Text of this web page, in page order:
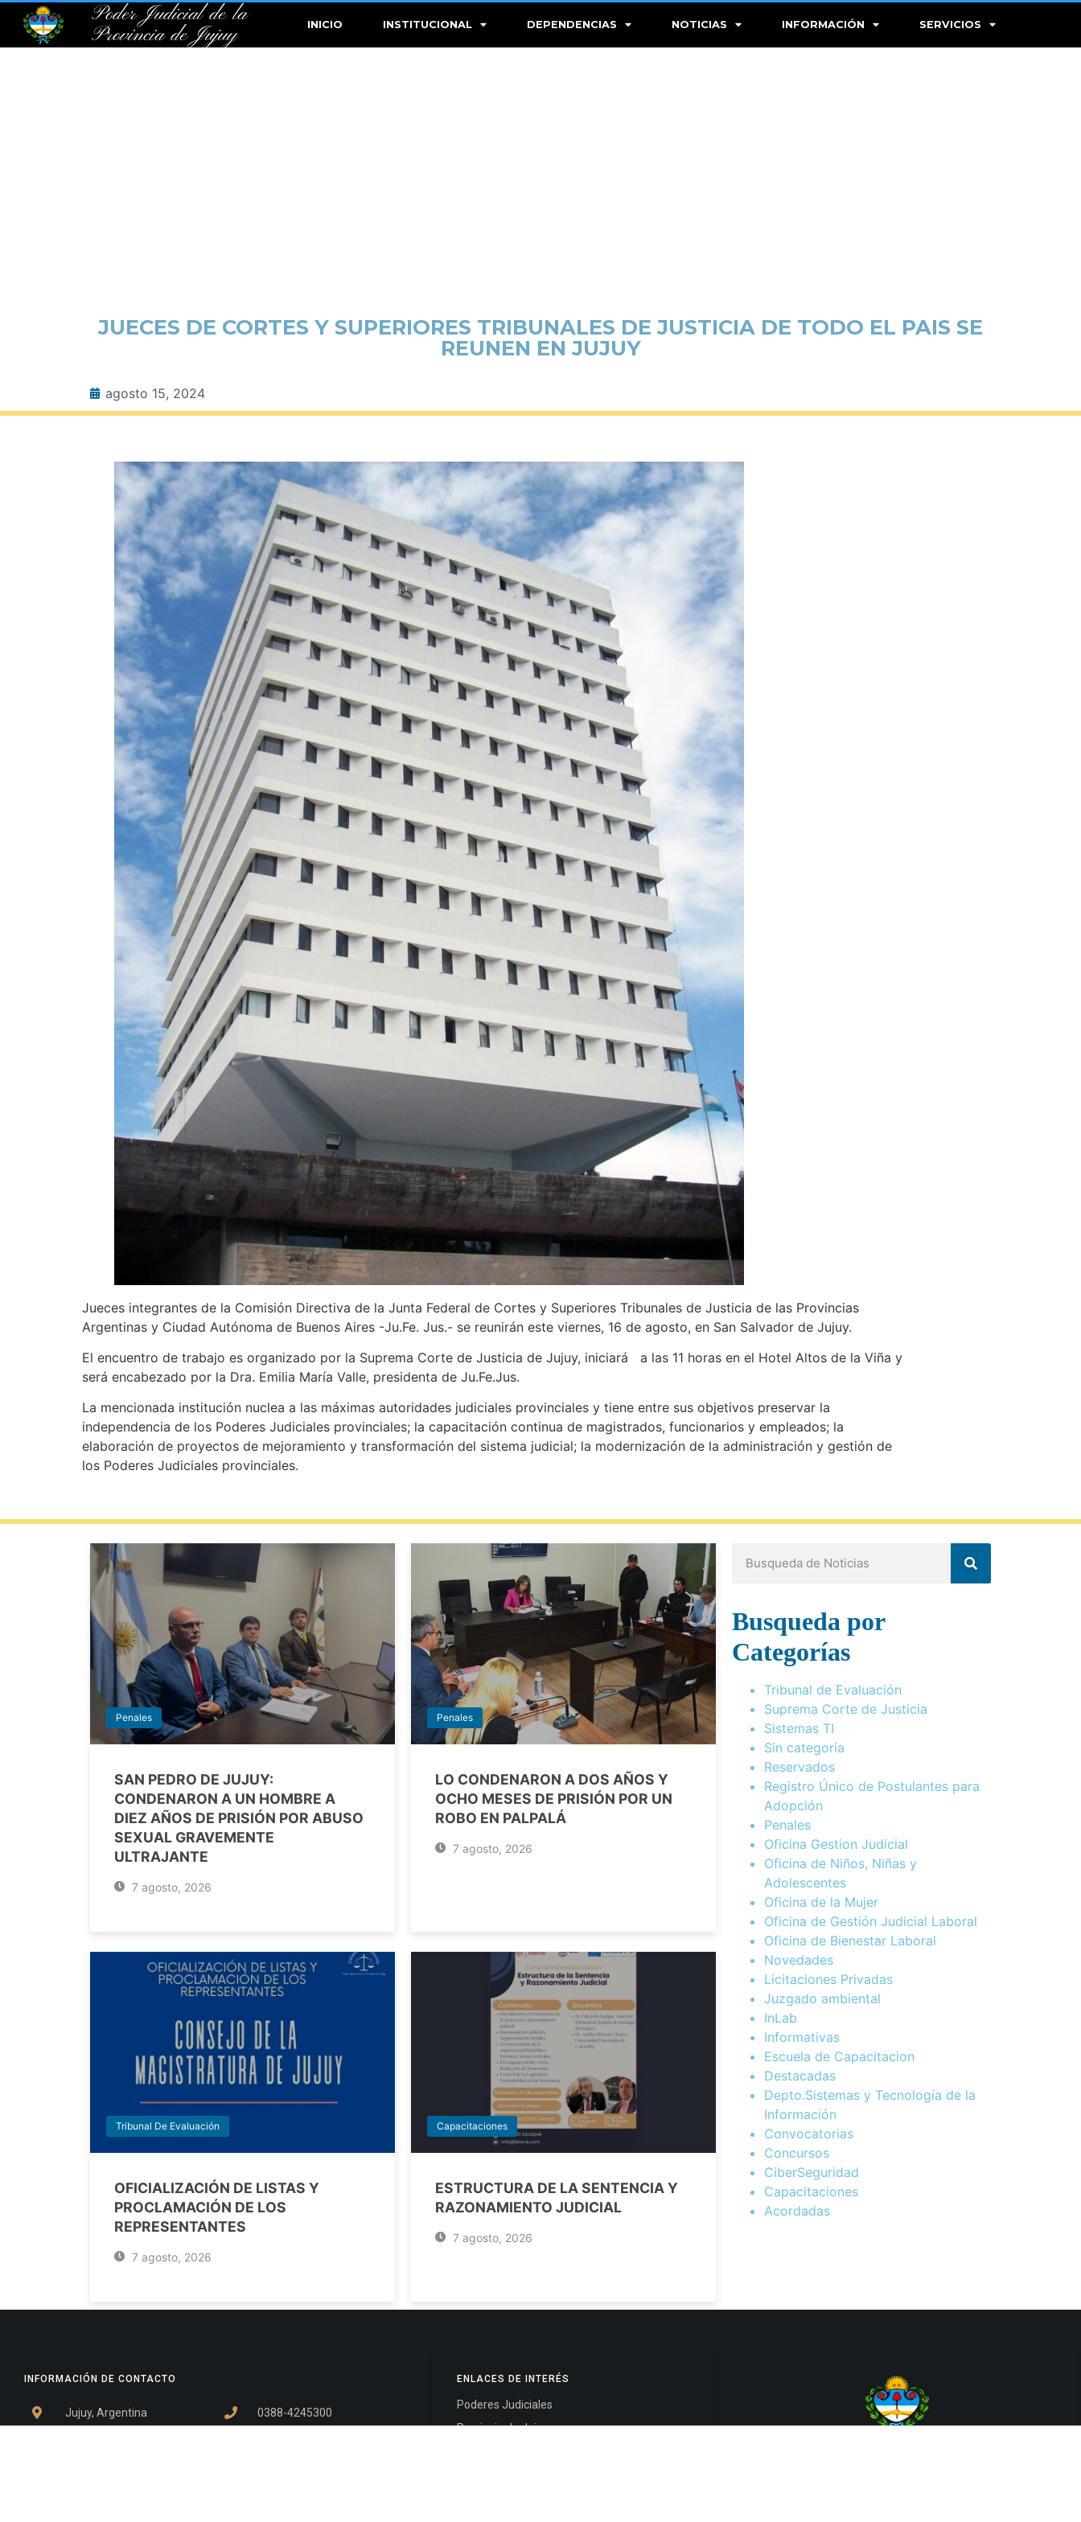
Poder Judicial de la
Provincia de Jujuy
INICIO INSTITUCIONAL DEPENDENCIAS NOTICIAS INFORMACIÓN SERVICIOS
JUECES DE CORTES Y SUPERIORES TRIBUNALES DE JUSTICIA DE TODO EL PAIS SE
REUNEN EN JUJUY
agosto 15, 2024
Jueces integrantes de la Comisión Directiva de la Junta Federal de Cortes y Superiores Tribunales de Justicia de las Provincias
Argentinas y Ciudad Autónoma de Buenos Aires -Ju.Fe. Jus.- se reunirán este viernes, 16 de agosto, en San Salvador de Jujuy.
El encuentro de trabajo es organizado por la Suprema Corte de Justicia de Jujuy, iniciará a las 11 horas en el Hotel Altos de la Viña y
será encabezado por la Dra. Emilia María Valle, presidenta de Ju.Fe.Jus.
La mencionada institución nuclea a las máximas autoridades judiciales provinciales y tiene entre sus objetivos preservar la
independencia de los Poderes Judiciales provinciales; la capacitación continua de magistrados, funcionarios y empleados; la
elaboración de proyectos de mejoramiento y transformación del sistema judicial; la modernización de la administración y gestión de
los Poderes Judiciales provinciales.
Penales
SAN PEDRO DE JUJUY:
CONDENARON A UN HOMBRE A
DIEZ AÑOS DE PRISIÓN POR ABUSO
SEXUAL GRAVEMENTE
ULTRAJANTE
7 agosto, 2026
Penales
LO CONDENARON A DOS AÑOS Y
OCHO MESES DE PRISIÓN POR UN
ROBO EN PALPALÁ
7 agosto, 2026
Tribunal De Evaluación
OFICIALIZACIÓN DE LISTAS Y
PROCLAMACIÓN DE LOS
REPRESENTANTES
7 agosto, 2026
Capacitaciones
ESTRUCTURA DE LA SENTENCIA Y
RAZONAMIENTO JUDICIAL
7 agosto, 2026
Busqueda por
Categorías
Tribunal de Evaluación
Suprema Corte de Justicia
Sistemas TI
Sin categoría
Reservados
Registro Único de Postulantes para
Adopción
Penales
Oficina Gestion Judicial
Oficina de Niños, Niñas y
Adolescentes
Oficina de la Mujer
Oficina de Gestión Judicial Laboral
Oficina de Bienestar Laboral
Novedades
Licitaciones Privadas
Juzgado ambiental
InLab
Informativas
Escuela de Capacitacion
Destacadas
Depto.Sistemas y Tecnología de la
Información
Convocatorias
Concursos
CiberSeguridad
Capacitaciones
Acordadas
INFORMACIÓN DE CONTACTO
Jujuy, Argentina
0388-4245300
ENLACES DE INTERÉS
Poderes Judiciales
Provincia de Jujuy